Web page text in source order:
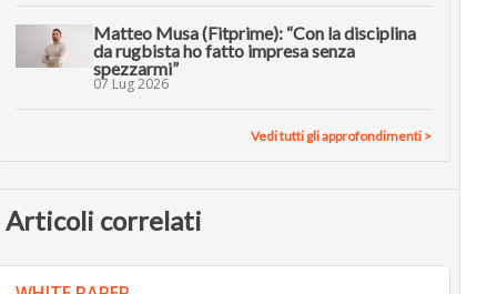
Matteo Musa (Fitprime): “Con la disciplina
da rugbista ho fatto impresa senza
spezzarmi”
07 Lug 2026
Vedi tutti gli approfondimenti >
Articoli correlati